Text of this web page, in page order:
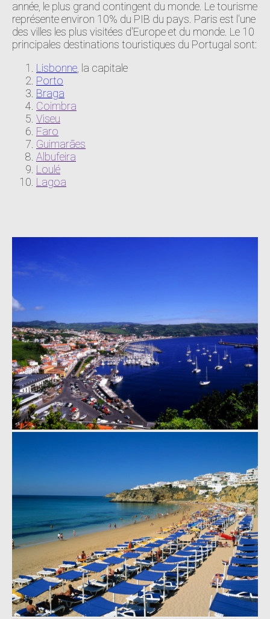
année, le plus grand contingent du monde. Le tourisme
représente environ 10% du PIB du pays. Paris est l'une
des villes les plus visitées d'Europe et du monde. Le 10
principales destinations touristiques du Portugal sont:
Lisbonne , la capitale
Porto
Braga
Coimbra
Viseu
Faro
Guimarães
Albufeira
Loulé
Lagoa